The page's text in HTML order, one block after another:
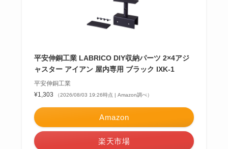
平安伸銅工業 LABRICO DIY収納パーツ 2×4アジ
ャスター アイアン 屋内専用 ブラック IXK-1
平安伸銅工業
¥1,303
（2026/08/03 19:26時点 | Amazon調べ）
Amazon
楽天市場